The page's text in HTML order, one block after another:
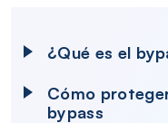
¿Qué es el
Cómo
bypass